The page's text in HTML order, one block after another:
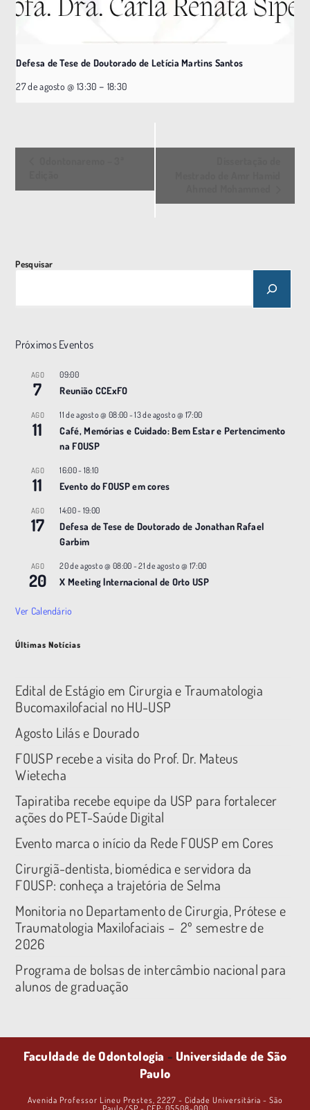
Defesa de Tese de Doutorado de Letícia Martins Santos
27 de agosto @ 13:30 – 18:30
e
N
g
Pesquisar
Próximos Eventos
AGO
7
09:00
Reunião CCExFO
AGO
11
11 de agosto @ 08:00 -13 de agosto @ 17:00
Café, Memórias e Cuidado: Bem Estar e Pertencimento
na FOUSP
AGO
11
16:00- 18:10
Evento do FOUSP em cores
AGO
17
14:00- 19:00
Defesa de Tese de Doutorado de Jonathan Rafael
Garbim
AGO
20
20 de agosto @ 08:00 -21 de agosto @ 17:00
X Meeting |nternacional de Orto USP
Ver Calendário
Últimas Notícias
Edital de Estágio em Cirurgia e Traumatologia
Bucomaxilofacial no HU-USP
Agosto Lilás e Dourado
FOUSP recebe a visita do Prof. Dr. Mateus
Wietecha
Tapiratiba recebe equipe da USP para fortalecer
ações do PET-Saúde Digital
Evento marca o início da Rede FOUSP em Cores
Cirurgiã-dentista, biomédica e servidora da
FOUSP: conheça a trajetória de Selma
Monitoria no Departamento de Cirurgia, Prótese e
Traumatologia Maxilofaciais – 2º semestre de
2026
Programa de bolsas de intercâmbio nacional para
alunos de graduação
Faculdade de Odontologia - Universidade de São
Paulo
Avenida Professor Lineu Prestes, 2227 - Cidade Universitária - São